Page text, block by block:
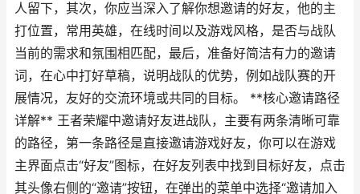
人留下，其次，你应当深入了解你想邀请的好友，他的主
打位置，常用英雄，在线时间以及游戏风格，是否与战队
当前的需求和氛围相匹配，最后，准备好简洁有力的邀请
词，在心中打好草稿，说明战队的优势，例如战队赛的开
展情况，友好的交流环境或共同的目标。 **核心邀请路径
详解** 王者荣耀中邀请好友进战队，主要有两条清晰可靠
的路径，第一条路径是直接邀请游戏好友，你可以在游戏
主界面点击“好友”图标，在好友列表中找到目标好友，点击
其头像右侧的“邀请”按钮，在弹出的菜单中选择“邀请加入